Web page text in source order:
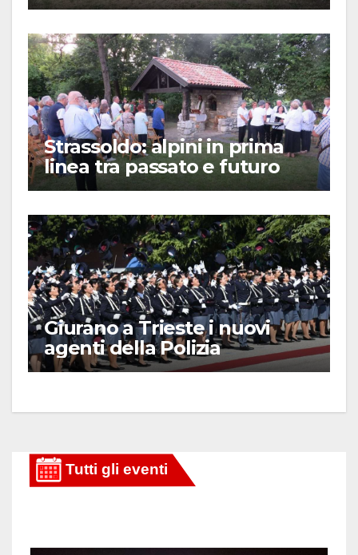
Strassoldo: alpini in prima
linea tra passato e futuro
Giurano a Trieste i nuovi
agenti della Polizia